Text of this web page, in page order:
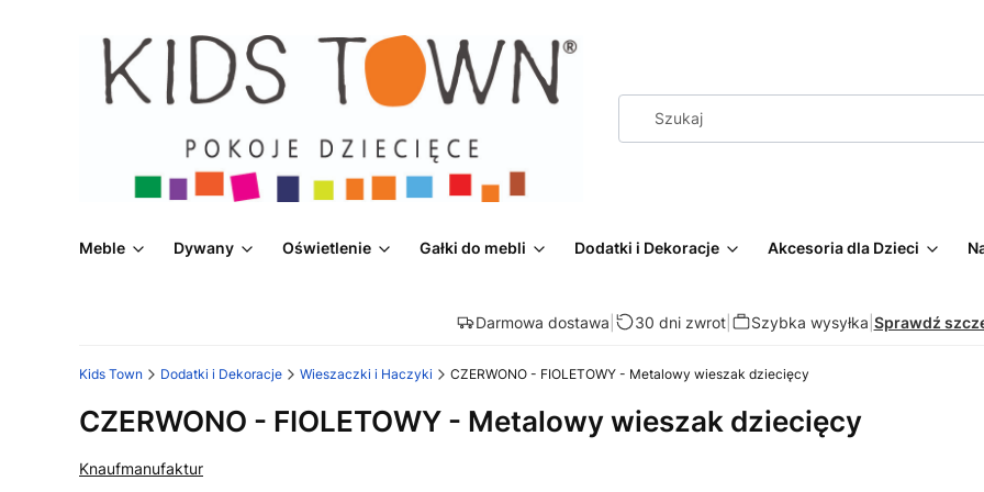
Meble Dywany Oświetlenie Gałki do mebli Dodatki i Dekoracje Akcesoria dla Dzieci
Darmowa dostawa 30 dni zwrot| Szybka wysyłka Sprawdź
Kids Town Dodatki i Dekoracje Wieszaczki i Haczyki CZERWONO - FIOLETOWY - Metalowy wieszak dziecięcy
CZERWONO - FIOLETOWY - Metalowy wieszak dziecięcy
Knaufmanufaktur